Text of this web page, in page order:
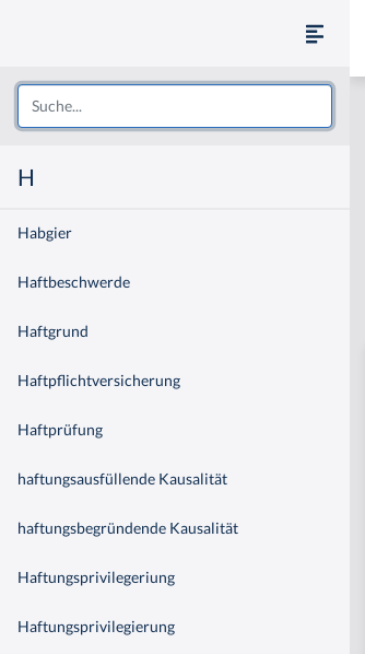
H
Habgier
Haftbeschwerde
Haftgrund
Haftpflichtversicherung
Haftprüfung
haftungsausfüllende Kausalität
haftungsbegründende Kausalität
Haftungsprivilegeriung
Haftungsprivilegierung